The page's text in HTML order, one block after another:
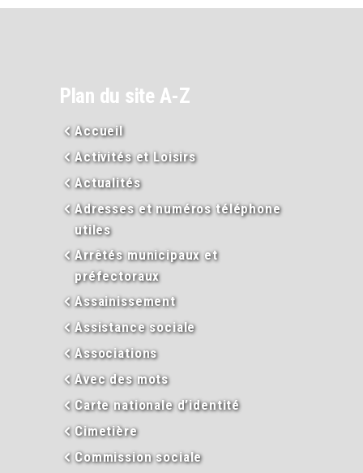
Plan du site A-Z
Accueil
Activités et Loisirs
Actualités
Adresses et numéros téléphone
utiles
Arrêtés municipaux et
préfectoraux
Assainissement
Assistance sociale
Associations
Avec des mots
Carte nationale d’identité
Cimetière
Commission sociale